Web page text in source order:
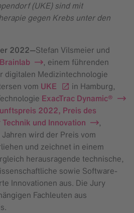
(UKE) sind mit
gegen Krebs unter den
2022—Stefan Vilsmeier und
Brainlab
, einem führenden
digitalen Medizintechnologie
vom UKE
in Hamburg,
ExacTrac Dynamic®
2022, Preis des
und Innovation
,
wird der Preis vom
und zeichnet in einem
herausragende technische,
sowie Software-
Innovationen aus. Die Jury
Fachleuten aus